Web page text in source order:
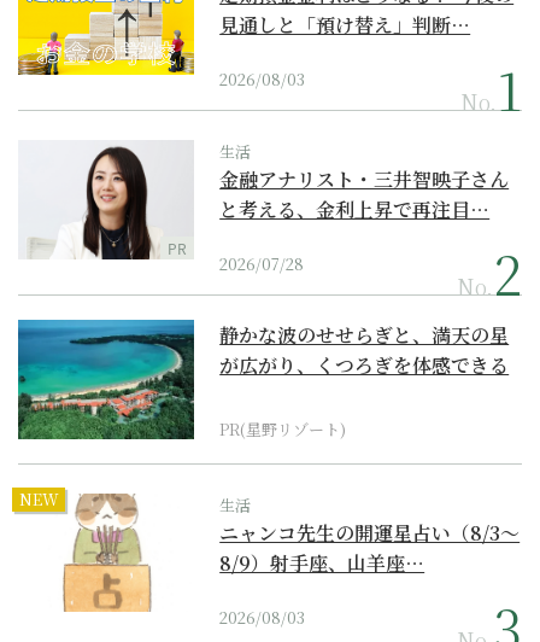
見通しと「預け替え」判断…
2026/08/03
No.
PR
生活
金融アナリスト・三井智映子さん
と考える、金利上昇で再注目…
2026/07/28
No.
静かな波のせせらぎと、満天の星
が広がり、くつろぎを体感できる
PR(星野リゾート)
NEW 生活
ニャンコ先生の開運星占い（8/3～
8/9）射手座、山羊座…
2026/08/03